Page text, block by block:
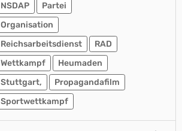
NSDAP
Partei
Organisation
Reichsarbeitsdienst
RAD
Wettkampf
Heumaden
Stuttgart,
Propagandafilm
Sportwettkampf